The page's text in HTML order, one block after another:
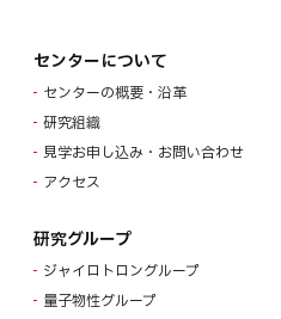
センターについて
センターの概要・沿革
研究組織
見学お申し込み・お問い合わせ
アクセス
研究グループ
ジャイロトロングループ
量子物性グループ